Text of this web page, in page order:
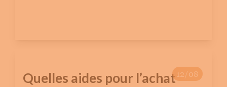
12/08
Quelles aides pour l’achat